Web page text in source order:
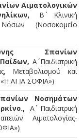
Αιματολογικών
Β΄ Κλινική
(Νοσοκομείο
Σπανίων
Α΄ Παιδιατρική
Μεταβολισμού και
ΑΓΙΑ ΣΟΦΙΑ»)
Νοσημάτων
Α΄ Παιδιατρική
Αιματολογίας-